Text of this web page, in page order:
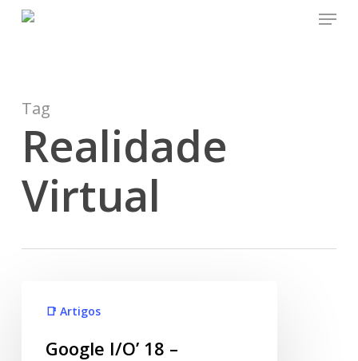
Menu
Tag
Realidade
Virtual
📑 Artigos
Google I/O’ 18 –